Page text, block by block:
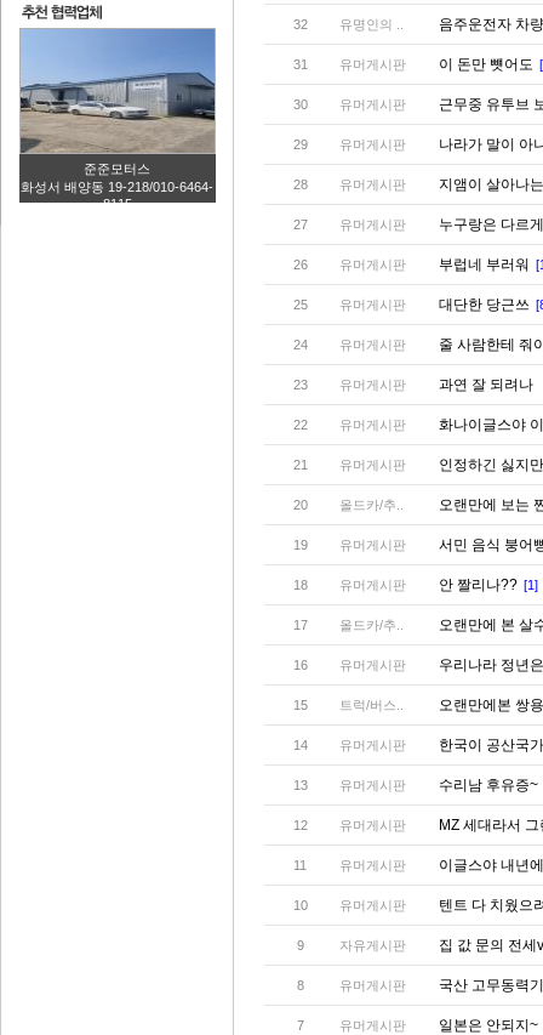
준준모터스
화성서 배양동 19-218/010-6464-
8115
32 유명인의 .. 음주운전자 차
31 유머게시판 이 돈만 뻇어도
30 유머게시판 근무중 유투브
29 유머게시판 나라가 말이 아
28 유머게시판 지앰이 살아나
27 유머게시판 누구랑은 다르
26 유머게시판 부럽네 부러워
25 유머게시판 대단한 당근쓰
24 유머게시판 줄 사람한테 줘
23 유머게시판 과연 잘 되려나
22 유머게시판 화나이글스야
21 유머게시판 인정하긴 싫지
20 올드카/추.. 오랜만에 보는
19 유머게시판 서민 음식 붕어
18 유머게시판 안 짤리나?? [1]
17 올드카/추.. 오랜만에 본 살
16 유머게시판 우리나라 정년
15 트럭/버스.. 오랜만에본 쌍
14 유머게시판 한국이 공산국
13 유머게시판 수리남 후유증~
12 유머게시판 MZ 세대라서
11 유머게시판 이글스야 내년
10 유머게시판 텐트 다 치웠으
9 자유게시판 집 값 문의 전
8 유머게시판 국산 고무동력
7 유머게시판 일본은 안되지